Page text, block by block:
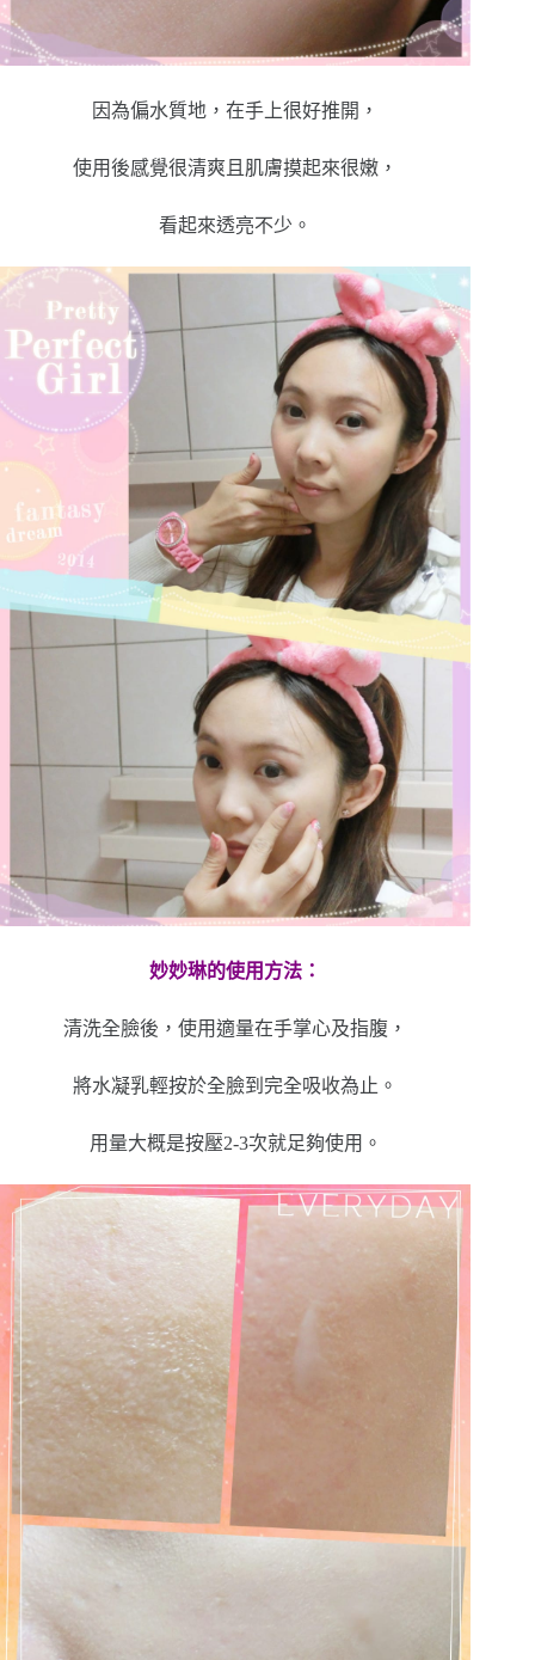
因為偏水質地，在手上很好推開，
使用後感覺很清爽且肌膚摸起來很嫩，
看起來透亮不少。
妙妙琳的使用方法：
清洗全臉後，使用適量在手掌心及指腹，
將水凝乳輕按於全臉到完全吸收為止。
用量大概是按壓2-3次就足夠使用。